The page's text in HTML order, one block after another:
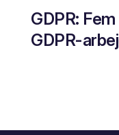
GDPR:
GDPR-